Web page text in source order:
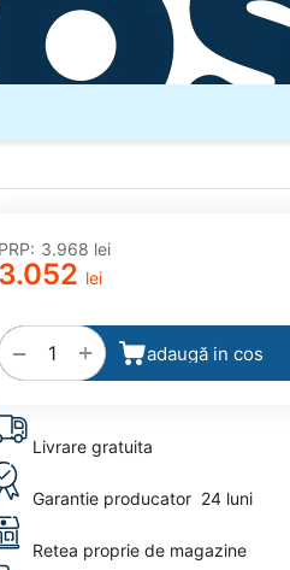
PRP: 3.968 lei
3.052 lei
+
− adaugă in cos
la
favorite
Livrare gratuita
Garantie producator 24 luni
Retea proprie de magazine